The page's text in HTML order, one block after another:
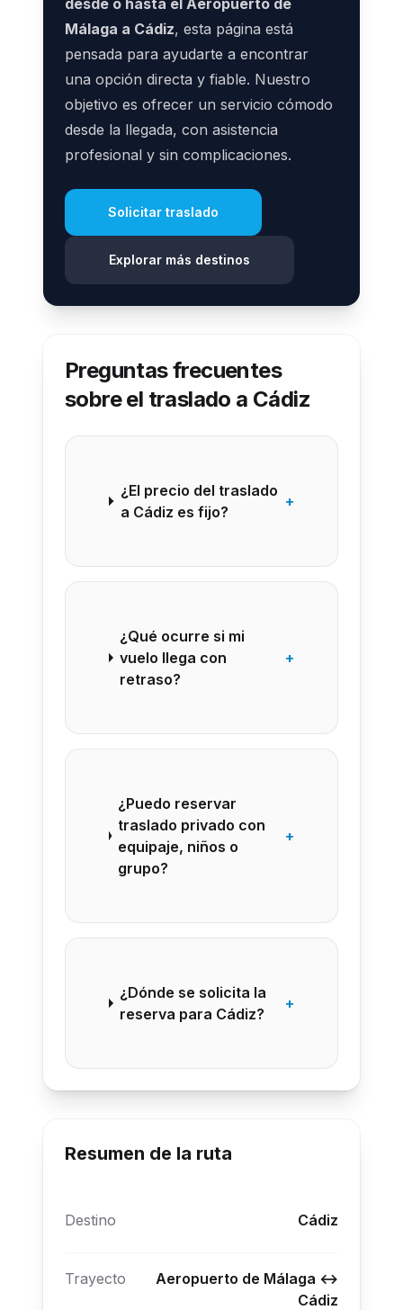
desde o hasta el Aeropuerto de
Málaga a Cádiz, esta página está
pensada para ayudarte a encontrar
una opción directa y fiable. Nuestro
objetivo es ofrecer un servicio cómodo
desde la llegada, con asistencia
profesional y sin complicaciones.
Solicitar traslado
Explorar más destinos
Preguntas frecuentes
sobre el traslado a Cádiz
¿El precio del traslado
a Cádiz es fijo?
+
¿Qué ocurre si mi
vuelo llega con
retraso?
+
¿Puedo reservar
traslado privado con
equipaje, niños o
grupo?
+
¿Dónde se solicita la
reserva para Cádiz?
+
Resumen de la ruta
Destino Cádiz
Trayecto
Aeropuerto de Málaga ↔
Cádiz